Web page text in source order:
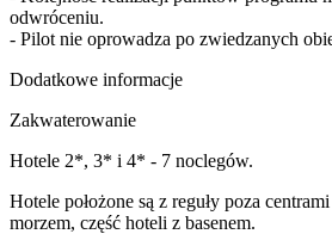
odwróceniu.
- Pilot nie oprowadza po zwiedzanych
Dodatkowe informacje
Zakwaterowanie
Hotele 2*, 3* i 4* - 7 noclegów.
Hotele położone są z reguły poza
morzem, część hoteli z basenem.